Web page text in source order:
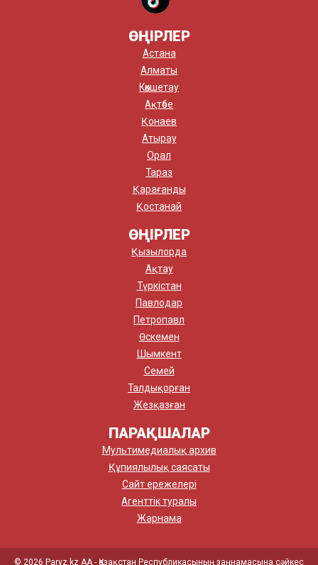
ӨҢІРЛЕР
Астана
Алматы
Көкшетау
Ақтөбе
Қонаев
Атырау
Орал
Тараз
Қарағанды
Қостанай
ӨҢІРЛЕР
Қызылорда
Ақтау
Түркістан
Павлодар
Петропавл
Өскемен
Шымкент
Семей
Талдықорған
Жезқазған
ПАРАҚШАЛАР
Мультимедиалық архив
Құпиялылық саясаты
Сайт ережелері
Агенттік туралы
Жарнама
© 2026 Paryz.kz АА - Қазақстан Республикасының заңнамасына сәйкес